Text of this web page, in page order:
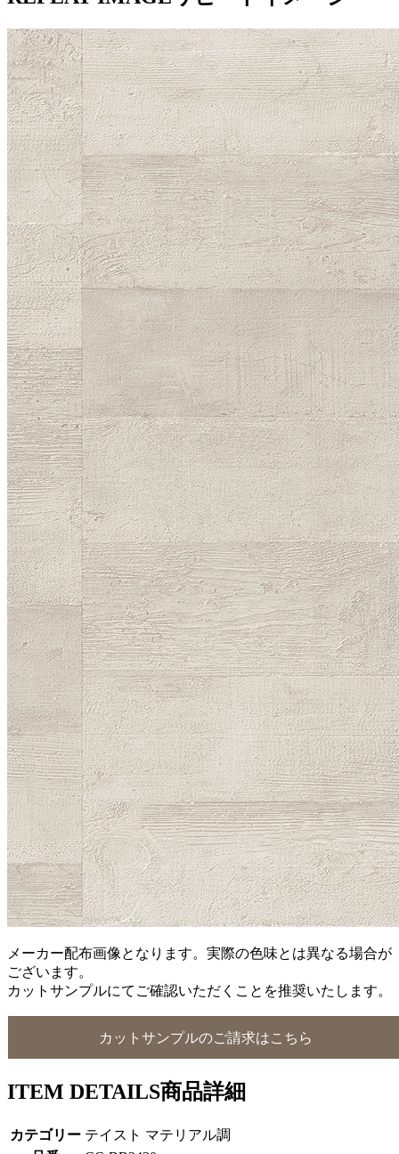
メーカー配布画像となります。実際の色味とは異なる場合が
ございます。
カットサンプルにてご確認いただくことを推奨いたします。
カットサンプルのご請求はこちら
ITEM DETAILS商品詳細
カテゴリー テイスト マテリアル調